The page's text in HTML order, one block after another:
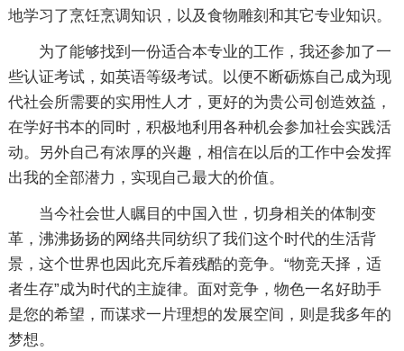
地学习了烹饪烹调知识，以及食物雕刻和其它专业知识。
为了能够找到一份适合本专业的工作，我还参加了一
些认证考试，如英语等级考试。以便不断砺炼自己成为现
代社会所需要的实用性人才，更好的为贵公司创造效益，
在学好书本的同时，积极地利用各种机会参加社会实践活
动。另外自己有浓厚的兴趣，相信在以后的工作中会发挥
出我的全部潜力，实现自己最大的价值。
当今社会世人瞩目的中国入世，切身相关的体制变
革，沸沸扬扬的网络共同纺织了我们这个时代的生活背
景，这个世界也因此充斥着残酷的竞争。“物竞天择，适
者生存”成为时代的主旋律。面对竞争，物色一名好助手
是您的希望，而谋求一片理想的发展空间，则是我多年的
梦想。